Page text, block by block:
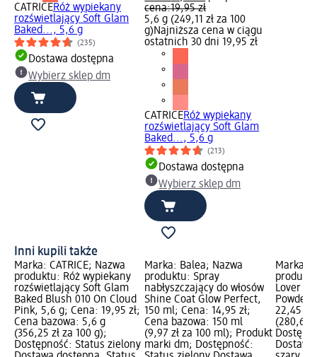
CATRICERóż wypiekany
rozświetlający Soft Glam
Baked..., 5,6 g
(235)
Dostawa dostępna
Wybierz sklep dm
cena:19,95 zł
5,6 g (249,11 zł za 100
g)Najniższa cena w ciągu
ostatnich 30 dni 19,95 zł
CATRICERóż wypiekany
rozświetlający Soft Glam
Baked..., 5,6 g
(213)
Dostawa dostępna
Wybierz sklep dm
Inni kupili także
Marka: CATRICE; Nazwa
produktu: Róż wypiekany
rozświetlający Soft Glam
Baked Blush 010 On Cloud
Pink, 5,6 g; Cena: 19,95 zł;
Cena bazowa: 5,6 g
(356,25 zł za 100 g);
Dostępność: Status zielony
Marka: Balea; Nazwa
produktu: Spray
nabłyszczający do włosów
Shine Coat Glow Perfect,
150 ml; Cena: 14,95 zł;
Cena bazowa: 150 ml
(9,97 zł za 100 ml); Produkt
marki dm; Dostępność:
Marka:
Lover
Powder
22,45
(280,63